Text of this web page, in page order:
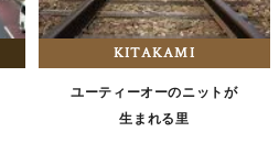
KITAKAMI
ユーティーオーのニットが
生まれる里